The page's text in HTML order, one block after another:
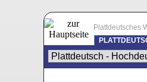
Plattdeutsches